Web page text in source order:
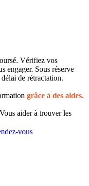
Vérifiez vos
engager. Sous réserve
de rétractation.
grâce à des aides.
aider à trouver les
vous